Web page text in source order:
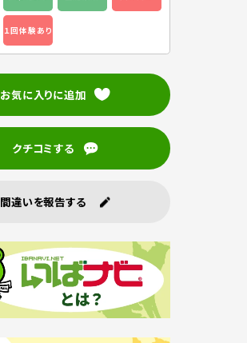
１回体験あり
お気に入りに追加
クチコミする
間違いを報告する